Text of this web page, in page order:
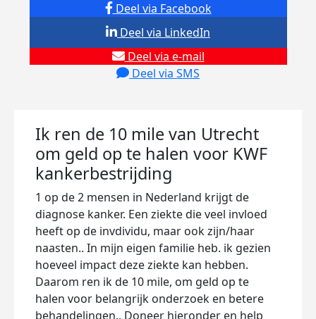
Deel via Facebook
Deel via e-mail
Deel via SMS
Deel via LinkedIn
Ik ren de 10 mile van Utrecht
om geld op te halen voor KWF
kankerbestrijding
1 op de 2 mensen in Nederland krijgt de
diagnose kanker. Een ziekte die veel invloed
heeft op de invdividu, maar ook zijn/haar
naasten.. In mijn eigen familie heb. ik gezien
hoeveel impact deze ziekte kan hebben.
Daarom ren ik de 10 mile, om geld op te
halen voor belangrijk onderzoek en betere
behandelingen.. Doneer hieronder en help